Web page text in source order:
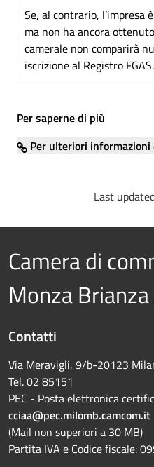
Se, al contrario, l’impresa
ma non ha ancora
camerale non comparirà
iscrizione al Registro FGAS.
Per saperne di più
Per ulteriori
Last
Camera di
Monza
Contatti
Via Meravigli, 9/b-20123
Tel. 02 85151
PEC - Posta elettronica
cciaa@pec.milomb.camcom.it
(Mail non superiori a 30 MB)
Partita IVA e Codice fiscale: